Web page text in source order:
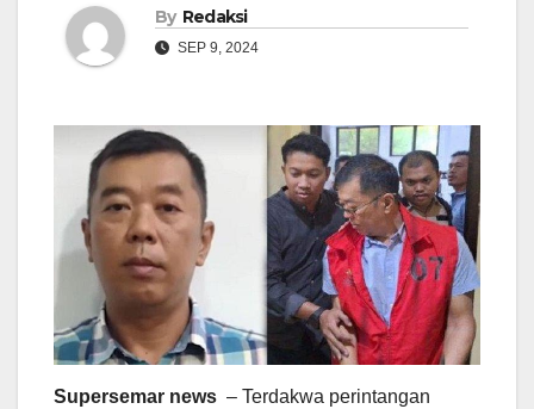
By Redaksi
SEP 9, 2024
Supersemar news – Terdakwa perintangan